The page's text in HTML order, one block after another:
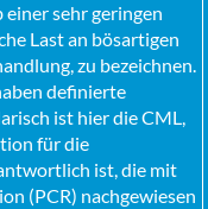
sehr geringen
Last an bösartigen
zu bezeichnen.
definierte
ist hier die CML,
für die
ist, die mit
(PCR) nachgewiesen